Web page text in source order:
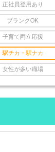
正社員登用あり
ブランクOK
子育て両立応援
駅チカ・駅ナカ
女性が多い職場